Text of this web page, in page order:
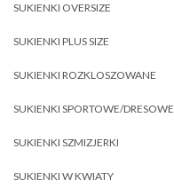
SUKIENKI OVERSIZE
SUKIENKI PLUS SIZE
SUKIENKI ROZKLOSZOWANE
SUKIENKI SPORTOWE/DRESOWE
SUKIENKI SZMIZJERKI
SUKIENKI W KWIATY